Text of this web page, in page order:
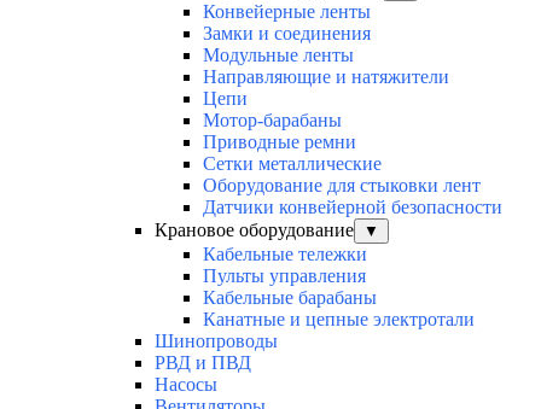
Конвейерные ленты
Замки и соединения
Модульные ленты
Направляющие и натяжители
Цепи
Мотор-барабаны
Приводные ремни
Сетки металлические
Оборудование для стыковки лент
Датчики конвейерной безопасности
Крановое оборудование
▼
Кабельные тележки
Пульты управления
Кабельные барабаны
Канатные и цепные электротали
Шинопроводы
РВД и ПВД
Насосы